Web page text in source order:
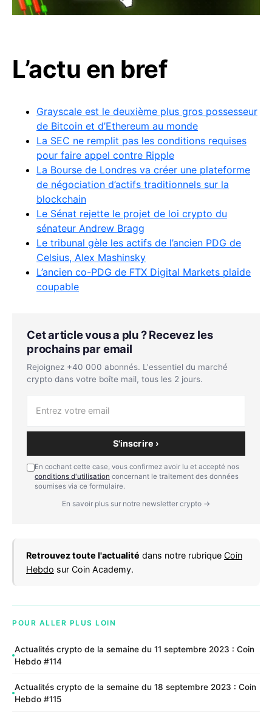
L’actu en bref
Grayscale est le deuxième plus gros possesseur
de Bitcoin et d’Ethereum au monde
La SEC ne remplit pas les conditions requises
pour faire appel contre Ripple
La Bourse de Londres va créer une plateforme
de négociation d’actifs traditionnels sur la
blockchain
Le Sénat rejette le projet de loi crypto du
sénateur Andrew Bragg
Le tribunal gèle les actifs de l’ancien PDG de
Celsius, Alex Mashinsky
L’ancien co-PDG de FTX Digital Markets plaide
coupable
Cet article vous a plu ? Recevez les
prochains par email
Rejoignez +40 000 abonnés. L'essentiel du marché
crypto dans votre boîte mail, tous les 2 jours.
S'inscrire ›
En cochant cette case, vous confirmez avoir lu et accepté nos
conditions d'utilisation concernant le traitement des données
soumises via ce formulaire.
En savoir plus sur notre newsletter crypto →
Retrouvez toute l'actualité dans notre rubrique Coin
Hebdo sur Coin Academy.
POUR ALLER PLUS LOIN
Actualités crypto de la semaine du 11 septembre 2023 : Coin
Hebdo #114
Actualités crypto de la semaine du 18 septembre 2023 : Coin
Hebdo #115